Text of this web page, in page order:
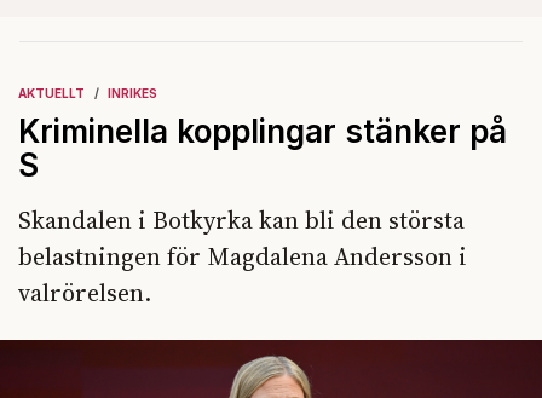
AKTUELLT INRIKES
Kriminella kopplingar stänker på
S
Skandalen i Botkyrka kan bli den största
belastningen för Magdalena Andersson i
valrörelsen.